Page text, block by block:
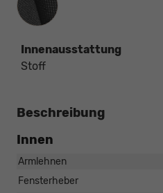
Innenausstattung
Stoff
Beschreibung
Innen
Armlehnen
Fensterheber